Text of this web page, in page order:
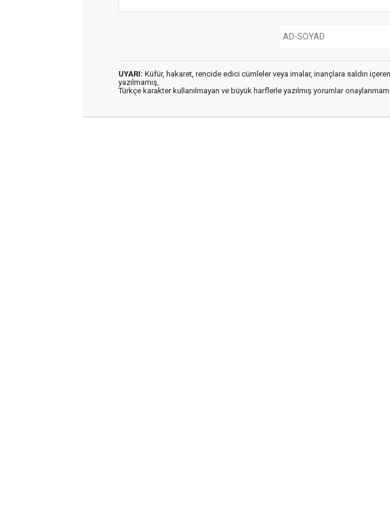
UYARI: Küfür, hakaret, rencide edici cümleler veya imalar, inançlara saldırı
yazılmamış,
Türkçe karakter kullanılmayan ve büyük harflerle yazılmış yorumlar